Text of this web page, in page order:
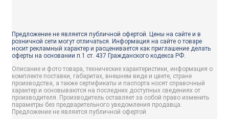
Предложение не является публичной офертой. Цены на сайте и в
розничной сети могут отличаться. Информация на сайте о товаре
носит рекламный характер и расценивается как приглашение делать
оферты на основании п.1 ст. 437 Гражданского кодекса РФ.
Описание и фото товара, технические характеристики, информация о
комплекте поставки, габаритах, внешнем виде и цвете, стране
производства, а также сертификаты и паспорта носят справочный
характер и основываются на последних доступных сведениях от
производителя. Производитель оставляет за собой право изменить
параметры без предварительного уведомления продавца.
Предложение не является публичной офертой.